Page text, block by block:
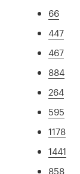
66
447
467
884
264
595
1178
1441
858